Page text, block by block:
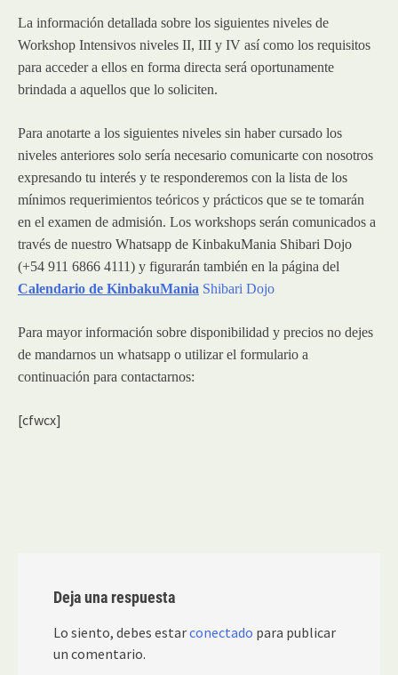
La información detallada sobre los siguientes niveles de
Workshop Intensivos niveles II, III y IV así como los requisitos
para acceder a ellos en forma directa será oportunamente
brindada a aquellos que lo soliciten.
Para anotarte a los siguientes niveles sin haber cursado los
niveles anteriores solo sería necesario comunicarte con nosotros
expresando tu interés y te responderemos con la lista de los
mínimos requerimientos teóricos y prácticos que se te tomarán
en el examen de admisión. Los workshops serán comunicados a
través de nuestro Whatsapp de KinbakuMania Shibari Dojo
(+54 911 6866 4111) y figurarán también en la página del
Calendario de KinbakuMania Shibari Dojo
Para mayor información sobre disponibilidad y precios no dejes
de mandarnos un whatsapp o utilizar el formulario a
continuación para contactarnos:
[cfwcx]
Deja una respuesta
Lo siento, debes estarconectado para publicar
un comentario.